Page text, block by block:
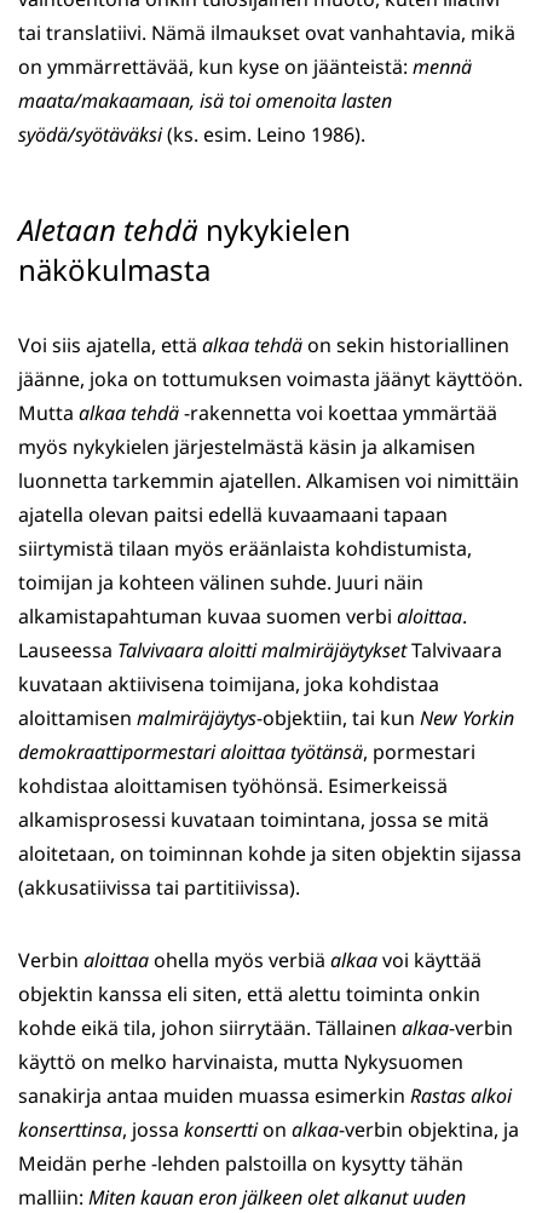
tai translatiivi. Nämä ilmaukset ovat vanhahtavia, mikä
on ymmärrettävää, kun kyse on jäänteistä: mennä
maata/makaamaan, isä toi omenoita lasten
syödä/syötäväksi(ks. esim. Leino 1986).
Aletaan tehdä nykykielen
näkökulmasta
Voi siis ajatella, että alkaa tehdäon sekin historiallinen
jäänne, joka on tottumuksen voimasta jäänyt käyttöön.
Mutta alkaa tehdä-rakennetta voi koettaa ymmärtää
myös nykykielen järjestelmästä käsin ja alkamisen
luonnetta tarkemmin ajatellen. Alkamisen voi nimittäin
ajatella olevan paitsi edellä kuvaamaani tapaan
siirtymistä tilaan myös eräänlaista kohdistumista,
toimijan ja kohteen välinen suhde. Juuri näin
alkamistapahtuman kuvaa suomen verbi aloittaa.
Lauseessa Talvivaara aloitti malmiräjäytyksetTalvivaara
kuvataan aktiivisena toimijana, joka kohdistaa
aloittamisen malmiräjäytys-objektiin, tai kun New Yorkin
demokraattipormestari aloittaa työtänsä, pormestari
kohdistaa aloittamisen työhönsä. Esimerkeissä
alkamisprosessi kuvataan toimintana, jossa se mitä
aloitetaan, on toiminnan kohde ja siten objektin sijassa
(akkusatiivissa tai partitiivissa).
Verbin aloittaaohella myös verbiä alkaavoi käyttää
objektin kanssa eli siten, että alettu toiminta onkin
kohde eikä tila, johon siirrytään. Tällainen alkaa-verbin
käyttö on melko harvinaista, mutta Nykysuomen
sanakirja antaa muiden muassa esimerkin Rastas alkoi
konserttinsa, jossa konserttion alkaa-verbin objektina, ja
Meidän perhe -lehden palstoilla on kysytty tähän
malliin: Miten kauan eron jälkeen olet alkanut uuden